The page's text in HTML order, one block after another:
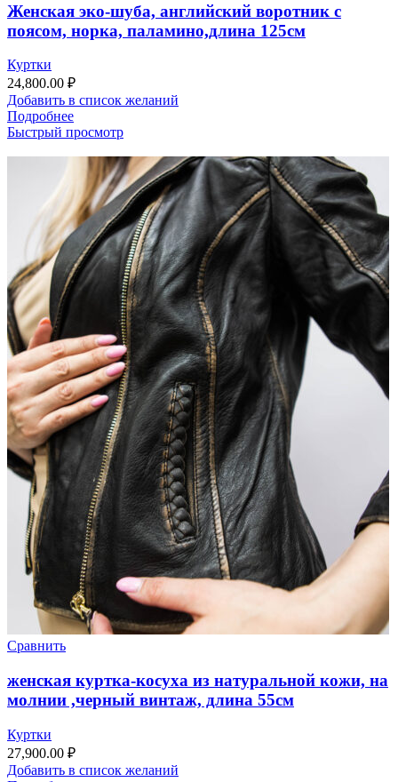
Женская эко-шуба, английский воротник с
поясом, норка, паламино,длина 125см
Куртки
24,800.00 ₽
Добавить в список желаний
Подробнее
Быстрый просмотр
Сравнить
женская куртка-косуха из натуральной кожи, на
молнии ,черный винтаж, длина 55см
Куртки
27,900.00 ₽
Добавить в список желаний